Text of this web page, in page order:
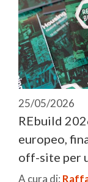
25/05/2026
REbuild
europeo,
off-site per
A cura di: